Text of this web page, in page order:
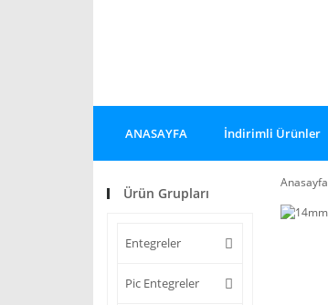
ANASAYFA İndirimli Ürünler
Ürün Grupları
Entegreler
Pic Entegreler
Anasayfa